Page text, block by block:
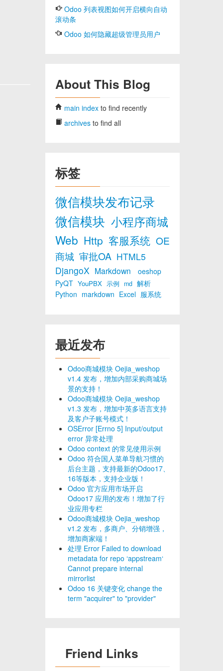
Odoo 列表视图如何开启横向自动
滚动条
Odoo 如何隐藏超级管理员用户
About This Blog
main index to find recently
archives to find all
标签
微信模块发布记录
微信模块 小程序商城
Web Http 客服系统 OE
商城 审批OA HTML5
DjangoX Markdown
oeshop
PyQT YouPBX 示例 md 解析
Python markdown Excel 服系统
最近发布
Odoo商城模块 Oejia_weshop
v1.4 发布，增加内部采购商城场
景的支持！
Odoo商城模块 Oejia_weshop
v1.3 发布，增加中英多语言支持
及客户子账号模式！
OSError [Errno 5] Input/output
error 异常处理
Odoo context 的常见使用示例
Odoo 符合国人菜单导航习惯的
后台主题，支持最新的Odoo17、
16等版本，支持企业版！
Odoo 官方应用市场开启
Odoo17 应用的发布！增加了行
业应用专栏
Odoo商城模块 Oejia_weshop
v1.2 发布，多商户、分销增强，
增加商家端！
处理 Error Failed to download
metadata for repo ‘appstream‘
Cannot prepare internal
mirrorlist
Odoo 16 关键变化 change the
term "acquirer" to "provider"
Friend Links